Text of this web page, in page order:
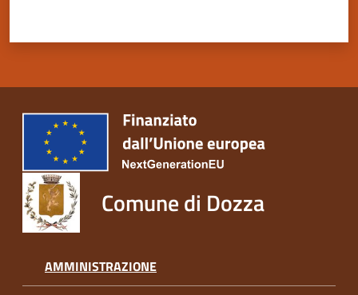
su
Comune di Dozza
AMMINISTRAZIONE